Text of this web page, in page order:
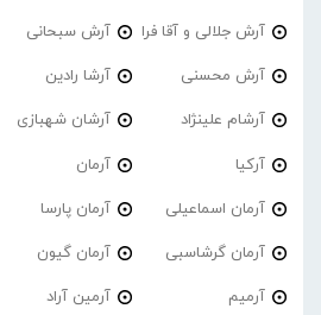
آرش جلالی و آقا فرا آرش سبحانی
آرش محسنی آرشا رادین
آرشام علینژاد آرشان شهبازی
آرکیا آرمان
آرمان اسماعیلی آرمان پارسا
آرمان گرشاسبی آرمان گیون
آرمیم آرمین آراد